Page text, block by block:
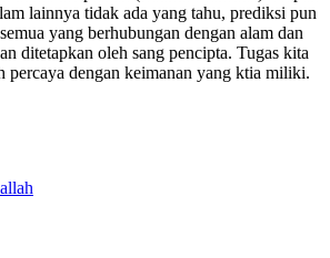
lainnya tidak ada yang tahu, prediksi pun
yang berhubungan dengan alam dan
ditetapkan oleh sang pencipta. Tugas kita
percaya dengan keimanan yang ktia miliki.